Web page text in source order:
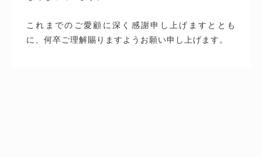
これまでのご愛顧に深く感謝申し上げますととも
に、何卒ご理解賜りますようお願い申し上げます。